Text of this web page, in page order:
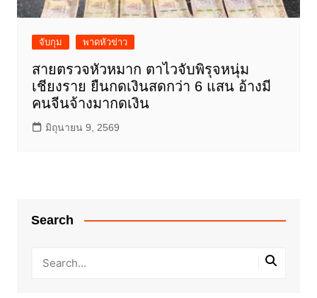
จับกุม พาดหัวข่าว
สายตรวจหัวหมาก ตาไวจับพิรุจหนุ่ม
เชียงราย ยืนกดเงินสดกว่า 6 แสน อ้างมี
คนจีนจ้างมากดเงิน
มิถุนายน 9, 2569
Search